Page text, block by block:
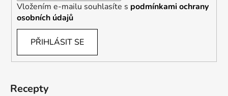
Vložením e-mailu souhlasíte s podmínkami ochrany
osobních údajů
PŘIHLÁSIT SE
Recepty